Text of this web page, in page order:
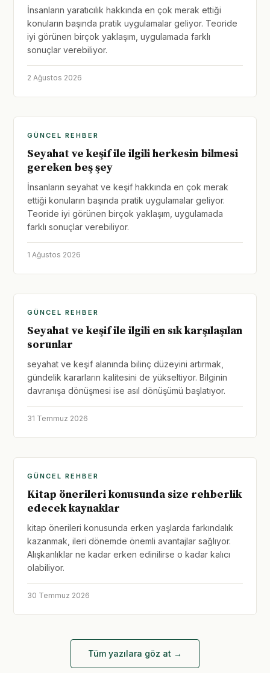
İnsanların yaratıcılık hakkında en çok merak ettiği
konuların başında pratik uygulamalar geliyor. Teoride
iyi görünen birçok yaklaşım, uygulamada farklı
sonuçlar verebiliyor.
2 Ağustos 2026
GÜNCEL REHBER
Seyahat ve keşif ile ilgili herkesin bilmesi
gereken beş şey
İnsanların seyahat ve keşif hakkında en çok merak
ettiği konuların başında pratik uygulamalar geliyor.
Teoride iyi görünen birçok yaklaşım, uygulamada
farklı sonuçlar verebiliyor.
1 Ağustos 2026
GÜNCEL REHBER
Seyahat ve keşif ile ilgili en sık karşılaşılan
sorunlar
seyahat ve keşif alanında bilinç düzeyini artırmak,
gündelik kararların kalitesini de yükseltiyor. Bilginin
davranışa dönüşmesi ise asıl dönüşümü başlatıyor.
31 Temmuz 2026
GÜNCEL REHBER
Kitap önerileri konusunda size rehberlik
edecek kaynaklar
kitap önerileri konusunda erken yaşlarda farkındalık
kazanmak, ileri dönemde önemli avantajlar sağlıyor.
Alışkanlıklar ne kadar erken edinilirse o kadar kalıcı
olabiliyor.
30 Temmuz 2026
Tüm yazılara göz at →